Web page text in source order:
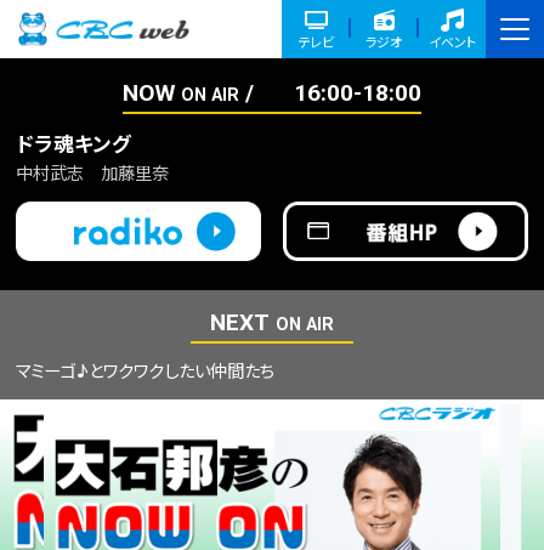
テレビ ラジオ イベント
NOW ON AIR 16:00-18:00
ドラ魂キング
中村武志 加藤里奈
NEXT ON AIR
マミーゴ♪とワクワクしたい仲間たち